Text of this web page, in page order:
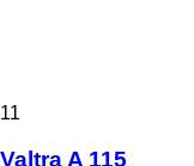
11
Valtra A 115